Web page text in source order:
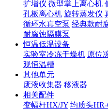
扩增仪 微型掌上离心机
孔板离心机 旋转蒸发仪
循环水真空泵 经典款耐
耐腐蚀隔膜泵
恒温低温设备
实验室冷冻干燥机 原位
观恒温槽
其他单元
废液收集器 移液器
相关配件
变幅杆HX/JY 均质头HR-